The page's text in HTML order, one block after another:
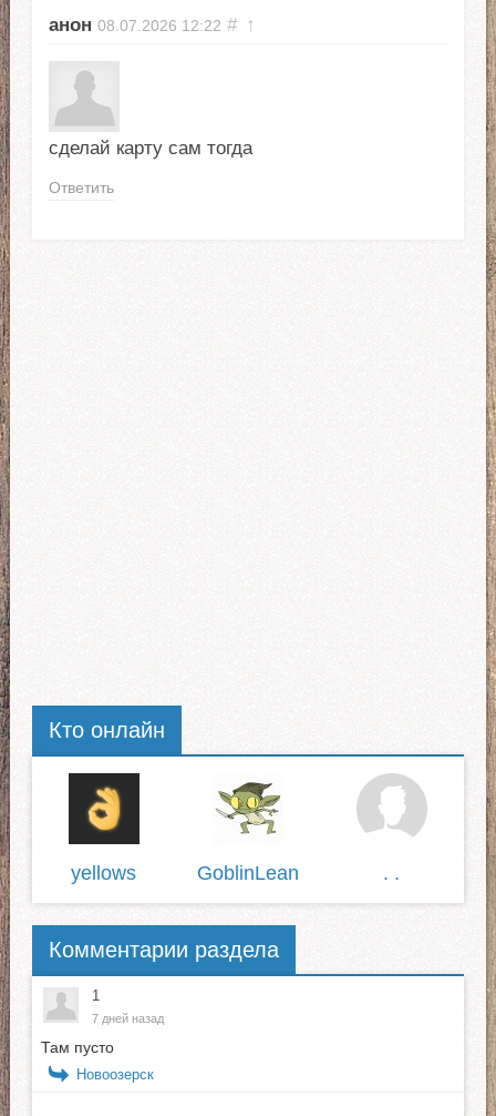
анон 08.07.2026 12:22 # ↑
сделай карту сам тогда
Ответить
Кто онлайн
yellows GoblinLean . .
Комментарии раздела
1
7 дней назад
Там пусто
Новоозерск